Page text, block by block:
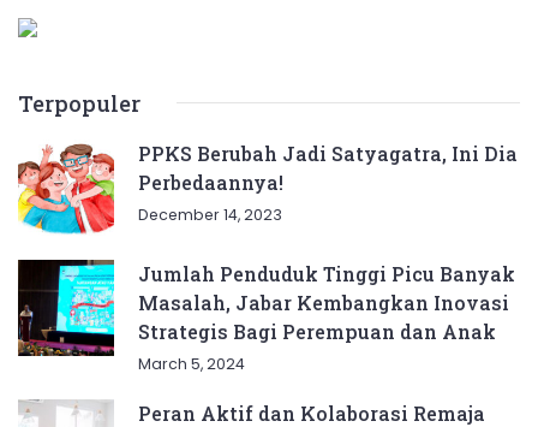
Terpopuler
PPKS Berubah Jadi Satyagatra, Ini Dia
Perbedaannya!
December 14, 2023
Jumlah Penduduk Tinggi Picu Banyak
Masalah, Jabar Kembangkan Inovasi
Strategis Bagi Perempuan dan Anak
March 5, 2024
Peran Aktif dan Kolaborasi Remaja